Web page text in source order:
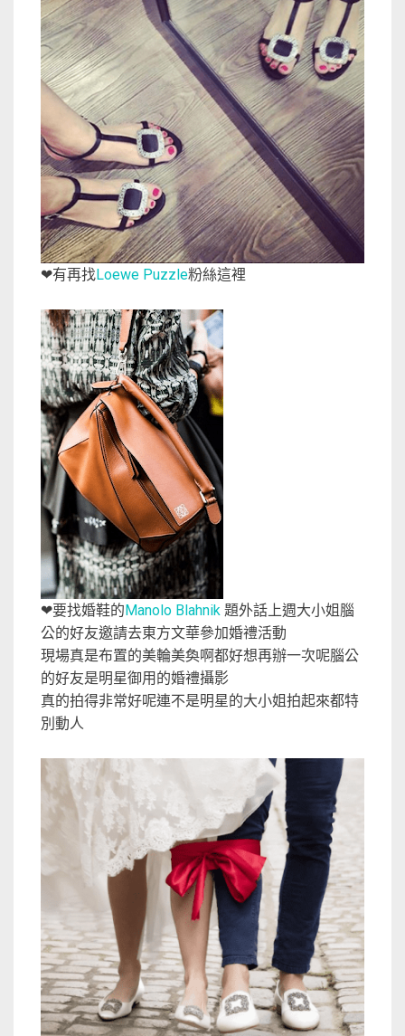
❤有再找Loewe Puzzle粉絲這裡
❤要找婚鞋的Manolo Blahnik 題外話上週大小姐腦
公的好友邀請去東方文華參加婚禮活動
現場真是布置的美輪美奐啊都好想再辦一次呢腦公
的好友是明星御用的婚禮攝影
真的拍得非常好呢連不是明星的大小姐拍起來都特
別動人